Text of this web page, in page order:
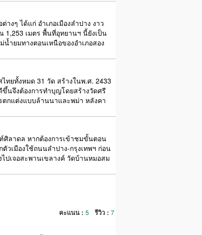
ๆ ได้แก่ อำเภอเมืองลำปาง งาว
เมตร พื้นที่อุทยานฯ นี้ยังเป็น
ำยมทางตอนเหนือของอำเภอสอง
ทยทั้งหมด 31 วัด สร้างในพ.ศ. 2433
นจึงต้องการทำบุญโดยสร้างวัดศรี
ตกแต่งแบบล้านนาและพม่า หลังคา
ลาดล หากต้องการเข้าชมขั้นตอน
วเมืองใช้ถนนลำปาง-กรุงเทพฯ ก่อน
ปเจอสะพานเขลางค์ วัดบ้านหมอสม
คะแนน : 5 รีวิว : 7